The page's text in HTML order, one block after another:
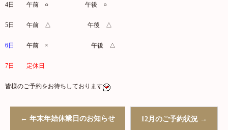
4日 午前 ○ 午後 ○
5日 午前 △ 午後 △
6日 午前 × 午後 △
7日 定休日
皆様のご予約をお待ちしております
← 年末年始休業日のお知らせ 12月のご予約状況 →